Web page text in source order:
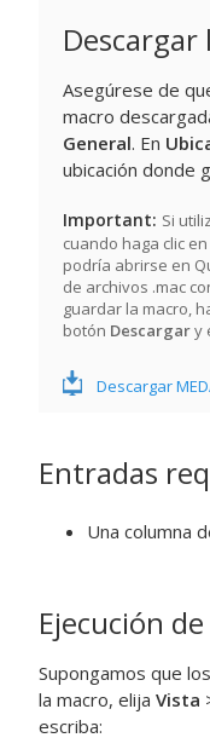
Descargar
Asegúrese de
macro
General. En
ubicación donde
Important Si
cuando haga clic
podría abrirse en
de archivos .mac
guardar la macro,
botón Descargary
Descargar
Entradas
Una columna
Ejecución
Supongamos que
la macro, elija Vista
escriba: